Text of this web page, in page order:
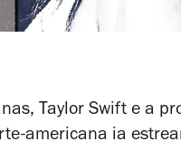
Taylor Swift e a
americana ia